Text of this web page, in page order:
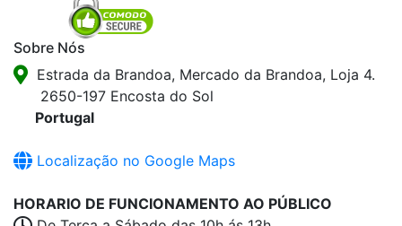
Sobre Nós
Estrada da Brandoa, Mercado da Brandoa, Loja 4.
2650-197 Encosta do Sol
Portugal
Localização no Google Maps
HORARIO DE FUNCIONAMENTO AO PÚBLICO